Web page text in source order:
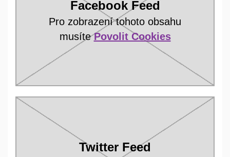
Facebook Feed
Pro zobrazení tohoto obsahu
musítePovolit Cookies
Twitter Feed